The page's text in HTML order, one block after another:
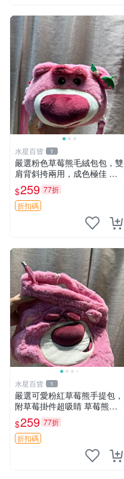
水星百貨 1
嚴選粉色草莓熊毛絨包包，雙
肩背斜挎兩用，成色極佳 精
準關鍵詞：草莓熊 包包 毛絨
$259 77折
折扣碼
水星百貨 1
嚴選可愛粉紅草莓熊手提包，
附草莓掛件超吸睛 草莓熊手
提包 草莓掛件 可愛portunes
e
$259 77折
折扣碼